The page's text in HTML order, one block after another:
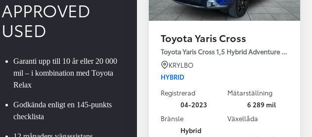
Från 324 900 kr
Från 3 194 kr/mån
Toyota C-HR
Vi har Sveriges mest nöjda
APPROVED
USED
Garanti upp till 10 år eller 20 000
mil – i kombination med Toyota
Relax
Godkända enligt en 145-punkts
checklista
Toyota Yaris Cross
Toyota Yaris Cross 1,5 Hybrid Adventure Drag V-
KRYLBO
HYBRID
Registrerad
04-2023
Mätarställning
6 289 mil
Bränsle
Hybrid
Växellåda